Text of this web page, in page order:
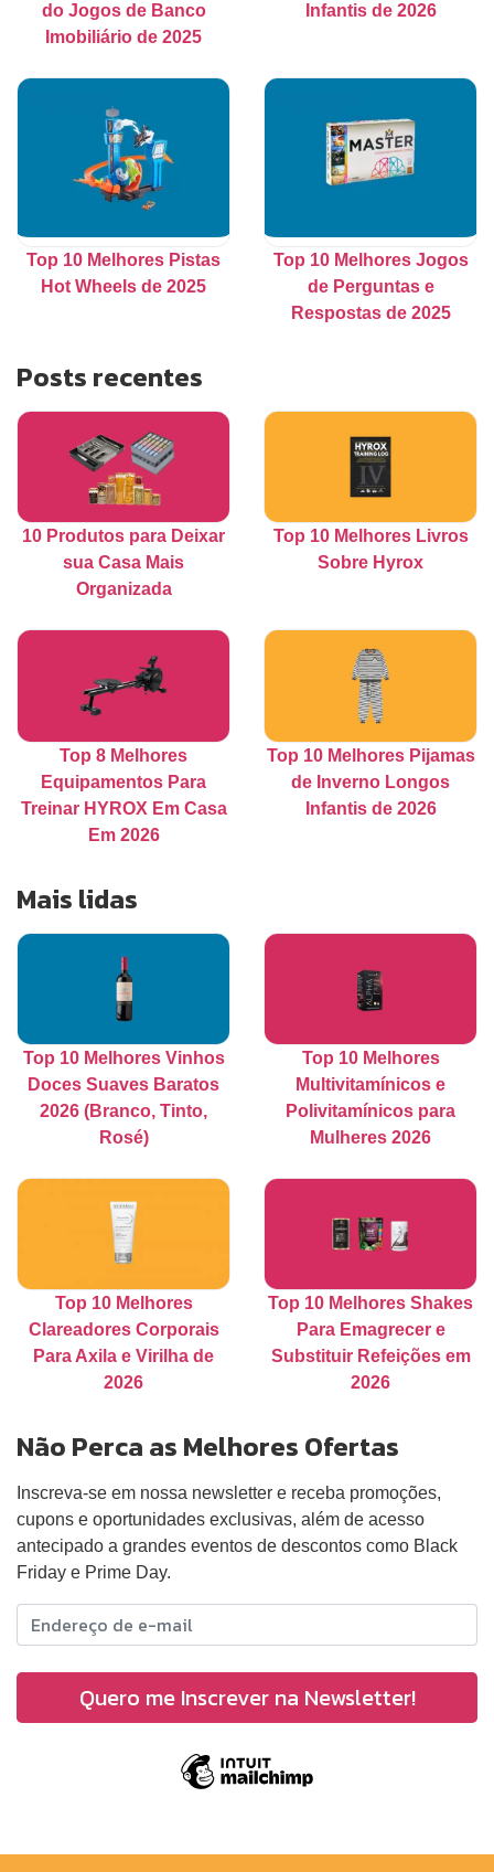
do Jogos de Banco
Imobiliário de 2025
Infantis de 2026
Top 10 Melhores Pistas
Hot Wheels de 2025
Top 10 Melhores Jogos
de Perguntas e
Respostas de 2025
Posts recentes
10 Produtos para Deixar
sua Casa Mais
Organizada
Top 10 Melhores Livros
Sobre Hyrox
Top 8 Melhores
Equipamentos Para
Treinar HYROX Em Casa
Em 2026
Top 10 Melhores Pijamas
de Inverno Longos
Infantis de 2026
Mais lidas
Top 10 Melhores Vinhos
Doces Suaves Baratos
2026 (Branco, Tinto,
Rosé)
Top 10 Melhores
Multivitamínicos e
Polivitamínicos para
Mulheres 2026
Top 10 Melhores
Clareadores Corporais
Para Axila e Virilha de
2026
Top 10 Melhores Shakes
Para Emagrecer e
Substituir Refeições em
2026
Não Perca as Melhores Ofertas
Inscreva-se em nossa newsletter e receba promoções,
cupons e oportunidades exclusivas, além de acesso
antecipado a grandes eventos de descontos como Black
Friday e Prime Day.